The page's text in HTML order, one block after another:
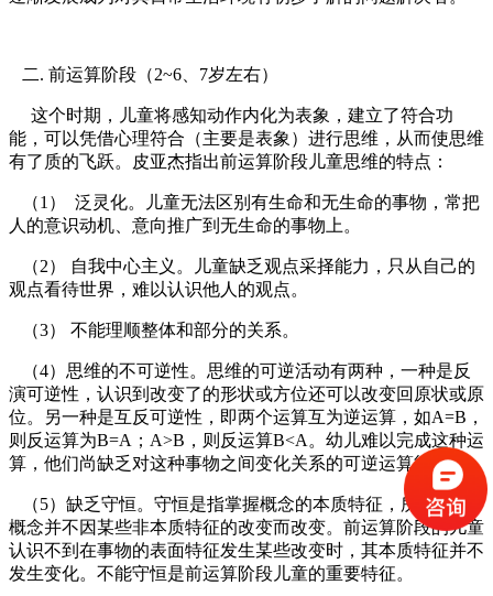
二. 前运算阶段（2~6、7岁左右）
这个时期，儿童将感知动作内化为表象，建立了符合功
能，可以凭借心理符合（主要是表象）进行思维，从而使思维
有了质的飞跃。皮亚杰指出前运算阶段儿童思维的特点：
（1） 泛灵化。儿童无法区别有生命和无生命的事物，常把
人的意识动机、意向推广到无生命的事物上。
（2） 自我中心主义。儿童缺乏观点采择能力，只从自己的
观点看待世界，难以认识他人的观点。
（3） 不能理顺整体和部分的关系。
（4）思维的不可逆性。思维的可逆活动有两种，一种是反
演可逆性，认识到改变了的形状或方位还可以改变回原状或原
位。另一种是互反可逆性，即两个运算互为逆运算，如A=B，
则反运算为B=A；A>B，则反运算B<A。幼儿难以完成这种运
算，他们尚缺乏对这种事物之间变化关系的可逆运算能力。
（5）缺乏守恒。守恒是指掌握概念的本质特征，所掌握的
概念并不因某些非本质特征的改变而改变。前运算阶段的儿童
认识不到在事物的表面特征发生某些改变时，其本质特征并不
发生变化。不能守恒是前运算阶段儿童的重要特征。